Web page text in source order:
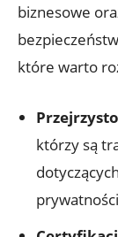
biznesowe
które warto
którzy są